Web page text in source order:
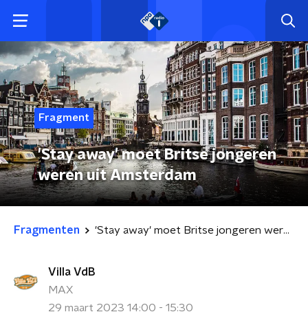
Fragment
'Stay away' moet Britse jongeren
weren uit Amsterdam
Fragmenten 'Stay away' moet Britse jongeren weren uit Amsterdam
Villa VdB
MAX
29 maart 2023 14:00 - 15:30